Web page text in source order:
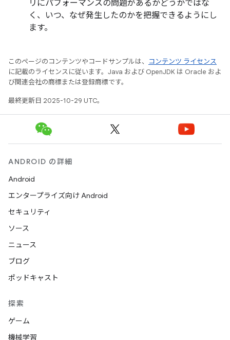
リにパフォーマンスの問題があるかどうかではな
く、いつ、なぜ発生したのかを把握できるようにし
ます。
このページのコンテンツやコードサンプルは、
コンテンツ ライセンス
に記載のライセンスに従います。Java および OpenJDK は Oracle およ
び関連会社の商標または登録商標です。
最終更新日 2025-10-29 UTC。
ANDROID の詳細
Android
エンタープライズ向け Android
セキュリティ
ソース
ニュース
ブログ
ポッドキャスト
探索
ゲーム
機械学習